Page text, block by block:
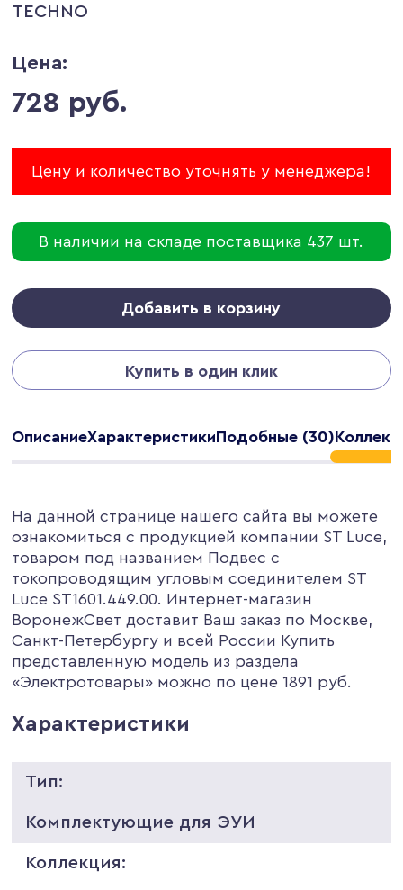
TECHNO
Цена:
728 руб.
Цену и количество уточнять у менеджера!
В наличии на складе поставщика 437 шт.
Добавить в корзину
Купить в один клик
ОписаниеХарактеристикиПодобные (30)
На данной странице нашего сайта вы можете
ознакомиться с продукцией компании ST Luce,
товаром под названием Подвес с
токопроводящим угловым соединителем ST
Luce ST1601.449.00. Интернет-магазин
ВоронежСвет доставит Ваш заказ по Москве,
Санкт-Петербургу и всей России Купить
представленную модель из раздела
«Электротовары» можно по цене 1891 руб.
Характеристики
Тип:
Комплектующие для ЭУИ
Коллекция: